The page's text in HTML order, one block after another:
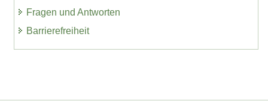
Fragen und Antworten
Barrierefreiheit